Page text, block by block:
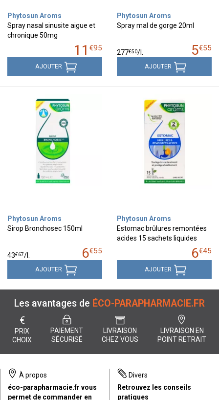
Phytosun Aroms
Spray nasal sinusite aigue et
chronique 50mg
11 €95
AJOUTER
Phytosun Aroms
Spray mal de gorge 20ml
5€55
277€50/
AJOUTER
Phytosun Aroms
Sirop Bronchosec 150ml
6€55
43€67/
AJOUTER
Phytosun Aroms
Estomac brûlures remontées
acides 15 sachets liquides
6€45
AJOUTER
Les avantages de ÉCO-PARAPHARMACIE.FR
€
PRIX
CHOIX
PAIEMENT
SÉCURISÉ
LIVRAISON
CHEZ VOUS
LIVRAISON EN
POINT RETRAIT
À propos
éco-parapharmacie.fr vous
permet de commander en
Divers
Retrouvez les conseils
pratiques